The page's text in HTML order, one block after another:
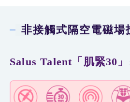
非接觸式隔空電磁場
Salus Talent「肌緊30